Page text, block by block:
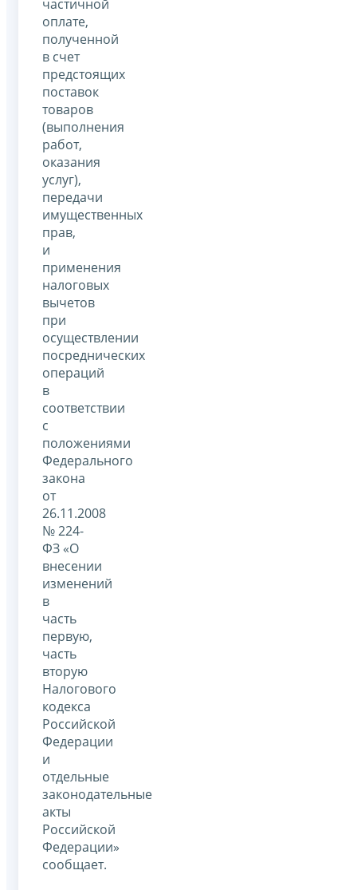
частичной
оплате,
полученной
в счет
предстоящих
поставок
товаров
(выполнения
работ,
оказания
услуг),
передачи
имущественных
прав,
и
применения
налоговых
вычетов
при
осуществлении
посреднических
операций
в
соответствии
с
положениями
Федерального
закона
от
26.11.2008
№ 224-
ФЗ «О
внесении
изменений
в
часть
первую,
часть
вторую
Налогового
кодекса
Российской
Федерации
и
отдельные
законодательные
акты
Российской
Федерации»
сообщает.